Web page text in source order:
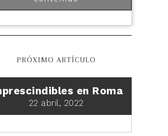
PRÓXIMO ARTÍCULO
en Roma
22 abril, 2022